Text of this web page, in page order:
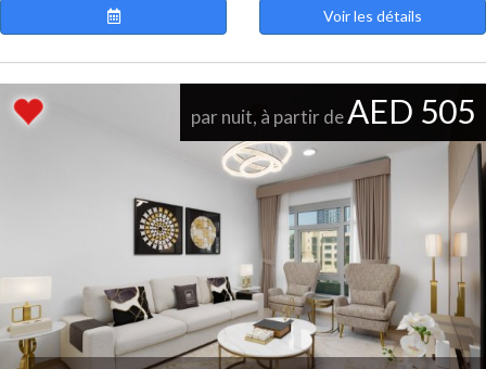
Voir les détails
par nuit, à partir deAED 505